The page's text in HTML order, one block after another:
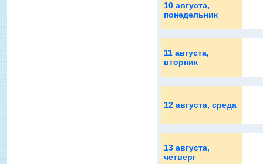
10 августа,
понедельник
11 августа,
вторник
12 августа, среда
13 августа,
четверг